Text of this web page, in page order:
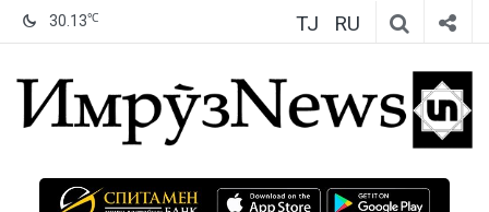
30.13℃ TJ RU
ИмрӯзNews